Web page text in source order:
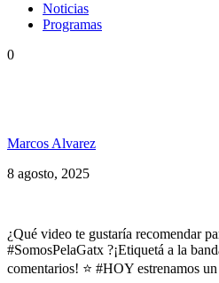
Noticias
Programas
0
Marcos Alvarez
8 agosto, 2025
¿Qué video te gustaría recomendar
#SomosPelaGatx ?¡Etiquetá a la
comentarios! ⭐ #HOY estrenamos